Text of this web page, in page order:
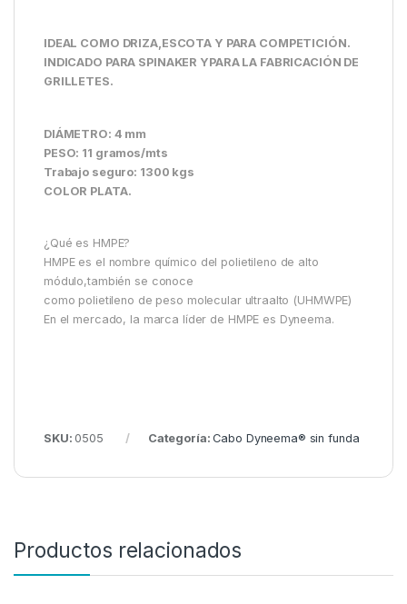
IDEAL COMO DRIZA,ESCOTA Y PARA COMPETICIÓN.
INDICADO PARA SPINAKER YPARA LA FABRICACIÓN DE
GRILLETES.
DIÁMETRO: 4 mm
PESO: 11 gramos/mts
Trabajo seguro: 1300 kgs
COLOR PLATA.
¿Qué es HMPE?
HMPE es el nombre químico del polietileno de alto
módulo,también se conoce
como polietileno de peso molecular ultraalto (UHMWPE)
En el mercado, la marca líder de HMPE es Dyneema.
SKU: 0505 Categoría:Cabo Dyneema® sin funda
Productos relacionados